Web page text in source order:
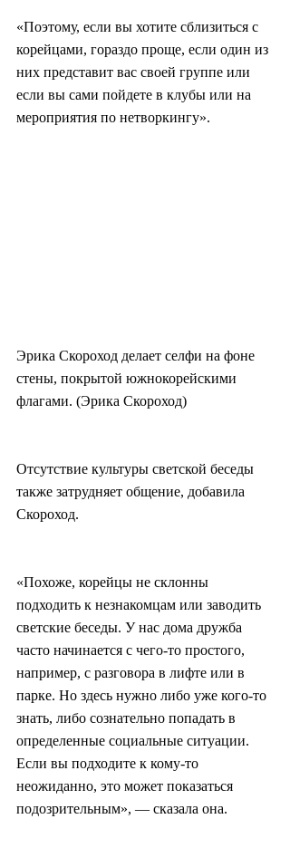
«Поэтому, если вы хотите сблизиться с
корейцами, гораздо проще, если один из
них представит вас своей группе или
если вы сами пойдете в клубы или на
мероприятия по нетворкингу».
Эрика Скороход делает селфи на фоне
стены, покрытой южнокорейскими
флагами. (Эрика Скороход)
Отсутствие культуры светской беседы
также затрудняет общение, добавила
Скороход.
«Похоже, корейцы не склонны
подходить к незнакомцам или заводить
светские беседы. У нас дома дружба
часто начинается с чего-то простого,
например, с разговора в лифте или в
парке. Но здесь нужно либо уже кого-то
знать, либо сознательно попадать в
определенные социальные ситуации.
Если вы подходите к кому-то
неожиданно, это может показаться
подозрительным», — сказала она.